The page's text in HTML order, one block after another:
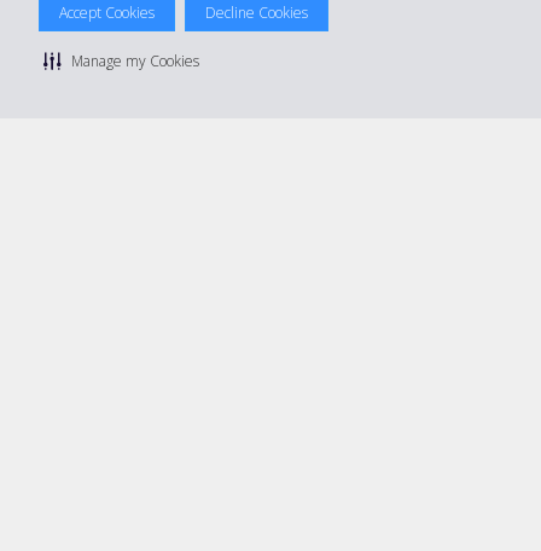
Accept Cookies Decline Cookies
Manage my Cookies
Politique de confidentialité
Conditions de location
Gérer mes cookies